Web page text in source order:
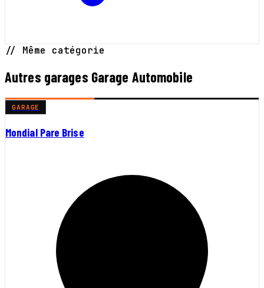
// Même catégorie
Autres garages Garage Automobile
GARAGE
Mondial Pare Brise